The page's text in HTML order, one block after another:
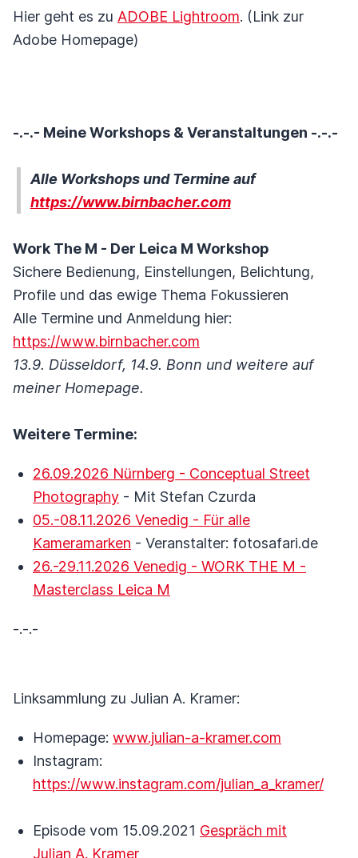
Hier geht es zu ADOBE Lightroom. (Link zur
Adobe Homepage)
-.-.- Meine Workshops & Veranstaltungen -.-.-
Alle Workshops und Termine auf
https://www.birnbacher.com
Work The M - Der Leica M Workshop
Sichere Bedienung, Einstellungen, Belichtung,
Profile und das ewige Thema Fokussieren
Alle Termine und Anmeldung hier:
https://www.birnbacher.com
13.9. Düsseldorf, 14.9. Bonn und weitere auf
meiner Homepage.
Weitere Termine:
26.09.2026 Nürnberg - Conceptual Street
Photography - Mit Stefan Czurda
05.-08.11.2026 Venedig - Für alle
Kameramarken - Veranstalter: fotosafari.de
26.-29.11.2026 Venedig - WORK THE M -
Masterclass Leica M
-.-.-
Linksammlung zu Julian A. Kramer:
Homepage: www.julian-a-kramer.com
Instagram:
https://www.instagram.com/julian_a_kramer/
Episode vom 15.09.2021 Gespräch mit
Julian A. Kramer